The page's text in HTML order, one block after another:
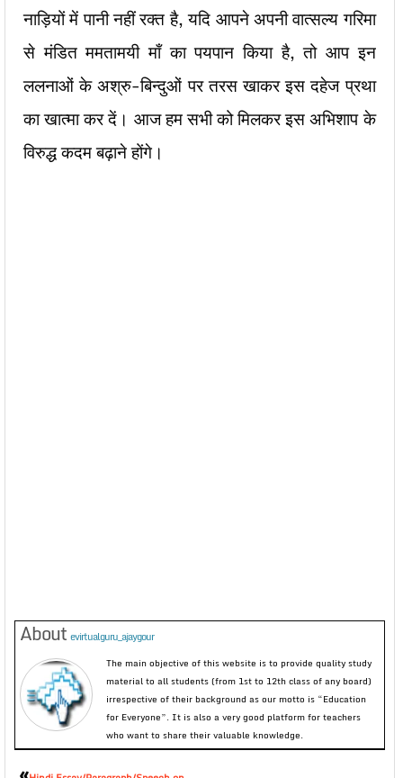
नाड़ियों में पानी नहीं रक्त है, यदि आपने अपनी वात्सल्य गरिमा
से मंडित ममतामयी माँ का पयपान किया है, तो आप इन
ललनाओं के अश्रु-बिन्दुओं पर तरस खाकर इस दहेज प्रथा
का खात्मा कर दें। आज हम सभी को मिलकर इस अभिशाप के
विरुद्ध कदम बढ़ाने होंगे।
About evirtualguru_ajaygour
The main objective of this website is to provide quality study
material to all students (from 1st to 12th class of any board)
irrespective of their background as our motto is “Education
for Everyone”. It is also a very good platform for teachers
who want to share their valuable knowledge.